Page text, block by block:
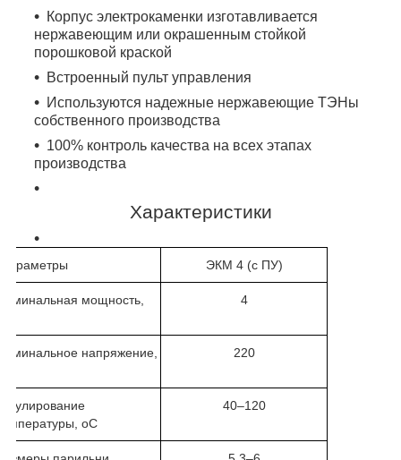
Корпус электрокаменки изготавливается
нержавеющим или окрашенным стойкой
порошковой краской
Встроенный пульт управления
Используются надежные нержавеющие ТЭНы
собственного производства
100% контроль качества на всех этапах
производства
Характеристики
ЭКМ 4 (с ПУ)
мощность,
4
напряжение,
220
оС
40–120